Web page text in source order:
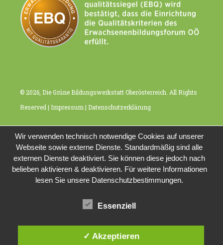
© 2026, Die Grüne Bildungswerkstatt Oberösterreich. All Rights
Reserved | Impressum | Datenschutzerklärung
Wir verwenden technisch notwendige Cookies auf unserer
Webseite sowie externe Dienste. Standardmäßig sind alle
externen Dienste deaktiviert. Sie können diese jedoch nach
belieben aktivieren & deaktivieren. Für weitere Informationen
lesen Sie unsere Datenschutzbestimmungen.
Essenziell
✓ Akzeptieren